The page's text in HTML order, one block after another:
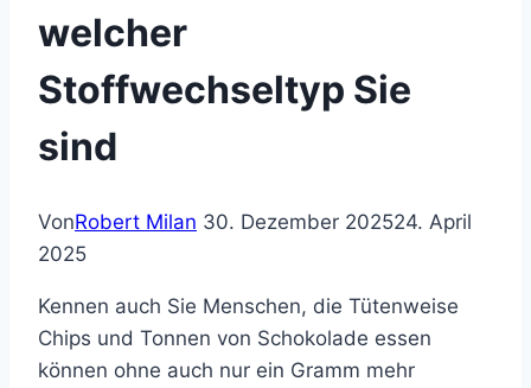
welcher
Stoffwechseltyp Sie
sind
VonRobert Milan 30. Dezember 202524. April
2025
Kennen auch Sie Menschen, die Tütenweise
Chips und Tonnen von Schokolade essen
können ohne auch nur ein Gramm mehr